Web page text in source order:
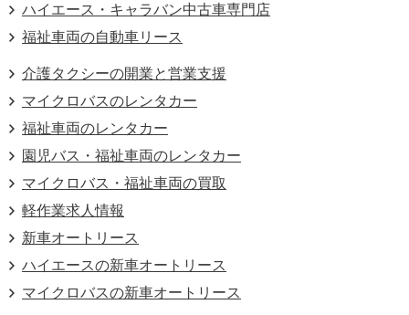
ハイエース・キャラバン中古車専門店
福祉車両の自動車リース
介護タクシーの開業と営業支援
マイクロバスのレンタカー
福祉車両のレンタカー
園児バス・福祉車両のレンタカー
マイクロバス・福祉車両の買取
軽作業求人情報
新車オートリース
ハイエースの新車オートリース
マイクロバスの新車オートリース